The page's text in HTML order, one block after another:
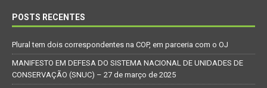
POSTS RECENTES
Plural tem dois correspondentes na COP, em parceria com o OJ
MANIFESTO EM DEFESA DO SISTEMA NACIONAL DE UNIDADES DE
CONSERVAÇÃO (SNUC) – 27 de março de 2025